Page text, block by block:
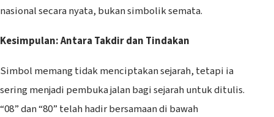
nasional secara nyata, bukan simbolik semata.
Kesimpulan: Antara Takdir dan Tindakan
Simbol memang tidak menciptakan sejarah, tetapi ia
sering menjadi pembuka jalan bagi sejarah untuk ditulis.
“08” dan “80” telah hadir bersamaan di bawah